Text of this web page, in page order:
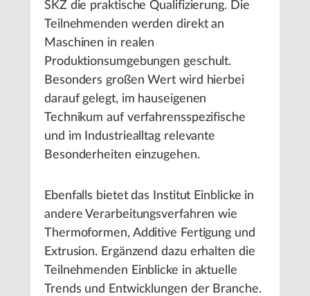
SKZ die praktische Qualifizierung. Die
Teilnehmenden werden direkt an
Maschinen in realen
Produktionsumgebungen geschult.
Besonders großen Wert wird hierbei
darauf gelegt, im hauseigenen
Technikum auf verfahrensspezifische
und im Industriealltag relevante
Besonderheiten einzugehen.
Ebenfalls bietet das Institut Einblicke in
andere Verarbeitungsverfahren wie
Thermoformen, Additive Fertigung und
Extrusion. Ergänzend dazu erhalten die
Teilnehmenden Einblicke in aktuelle
Trends und Entwicklungen der Branche.